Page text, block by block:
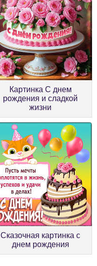
Картинка С днем
рождения и сладкой
жизни
Сказочная картинка с
днем рождения